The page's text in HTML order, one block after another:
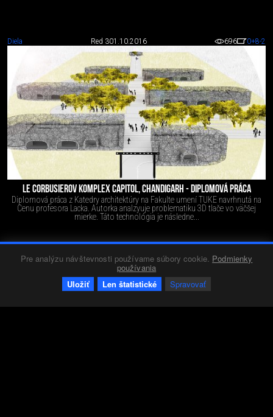
Pre analýzu návštevnosti používame súbory cookie. Podmienky
používania
Uložiť
Len štatistické Spravovať
Diela Red 301.10.2016 696 0+8-2
LE CORBUSIEROV KOMPLEX CAPITOL, CHANDIGARH - DIPLOMOVÁ PRÁCA
Diplomová práca z Katedry architektúry na Fakulte umení TUKE navrhnutá na
Cenu profesora Lacka. Autorka analzyuje problematiku 3D tlače vo väčšej
mierke. Táto technológia je následne...
Diela Red 1 30.07.2016 1544 0+6